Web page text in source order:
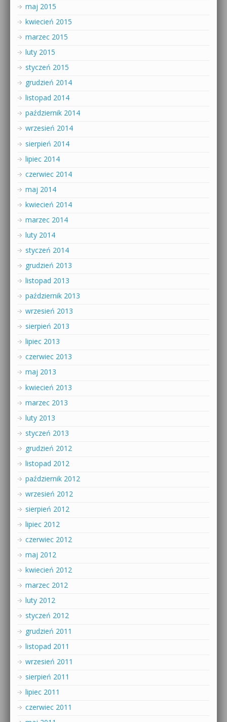
maj 2015
kwiecień 2015
marzec 2015
luty 2015
styczeń 2015
grudzień 2014
listopad 2014
październik 2014
wrzesień 2014
sierpień 2014
lipiec 2014
czerwiec 2014
maj 2014
kwiecień 2014
marzec 2014
luty 2014
styczeń 2014
grudzień 2013
listopad 2013
październik 2013
wrzesień 2013
sierpień 2013
lipiec 2013
czerwiec 2013
maj 2013
kwiecień 2013
marzec 2013
luty 2013
styczeń 2013
grudzień 2012
listopad 2012
październik 2012
wrzesień 2012
sierpień 2012
lipiec 2012
czerwiec 2012
maj 2012
kwiecień 2012
marzec 2012
luty 2012
styczeń 2012
grudzień 2011
listopad 2011
wrzesień 2011
sierpień 2011
lipiec 2011
czerwiec 2011